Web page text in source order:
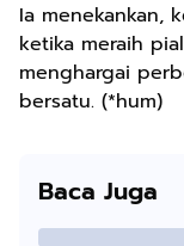
Ia menekankan,
ketika meraih
menghargai
bersatu. (*hum)
Baca Juga